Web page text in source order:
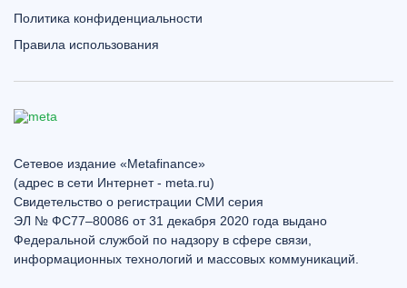
Политика конфиденциальности
Правила использования
Сетевое издание «Metafinance»
(адрес в сети Интернет - meta.ru)
Свидетельство о регистрации СМИ серия
ЭЛ № ФС77–80086 от 31 декабря 2020 года выдано
Федеральной службой по надзору в сфере связи,
информационных технологий и массовых коммуникаций.